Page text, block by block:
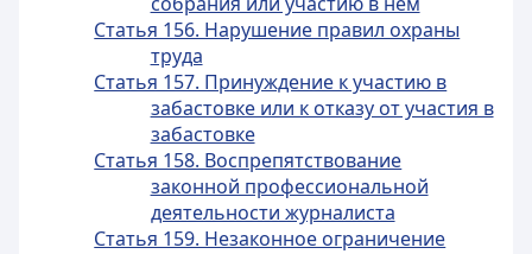
Статья 156. Нарушение правил охраны
труда
Статья 157. Принуждение к участию в
забастовке или к отказу от участия в
забастовке
Статья 158. Воспрепятствование
законной профессиональной
деятельности журналиста
Статья 159. Незаконное ограничение